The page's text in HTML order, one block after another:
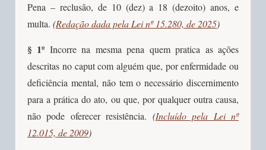
Pena – reclusão, de 10 (dez) a 18 (dezoito) anos, e
multa. (Redação dada pela Lei nº 15.280, de 2025)
§ 1º Incorre na mesma pena quem pratica as ações
descritas no caput com alguém que, por enfermidade ou
deficiência mental, não tem o necessário discernimento
para a prática do ato, ou que, por qualquer outra causa,
não pode oferecer resistência. (Incluído pela Lei nº
12.015, de 2009)